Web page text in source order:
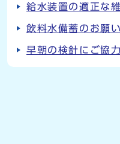
給水装置の適正な
飲料水備蓄のお願い
早朝の検針にご協